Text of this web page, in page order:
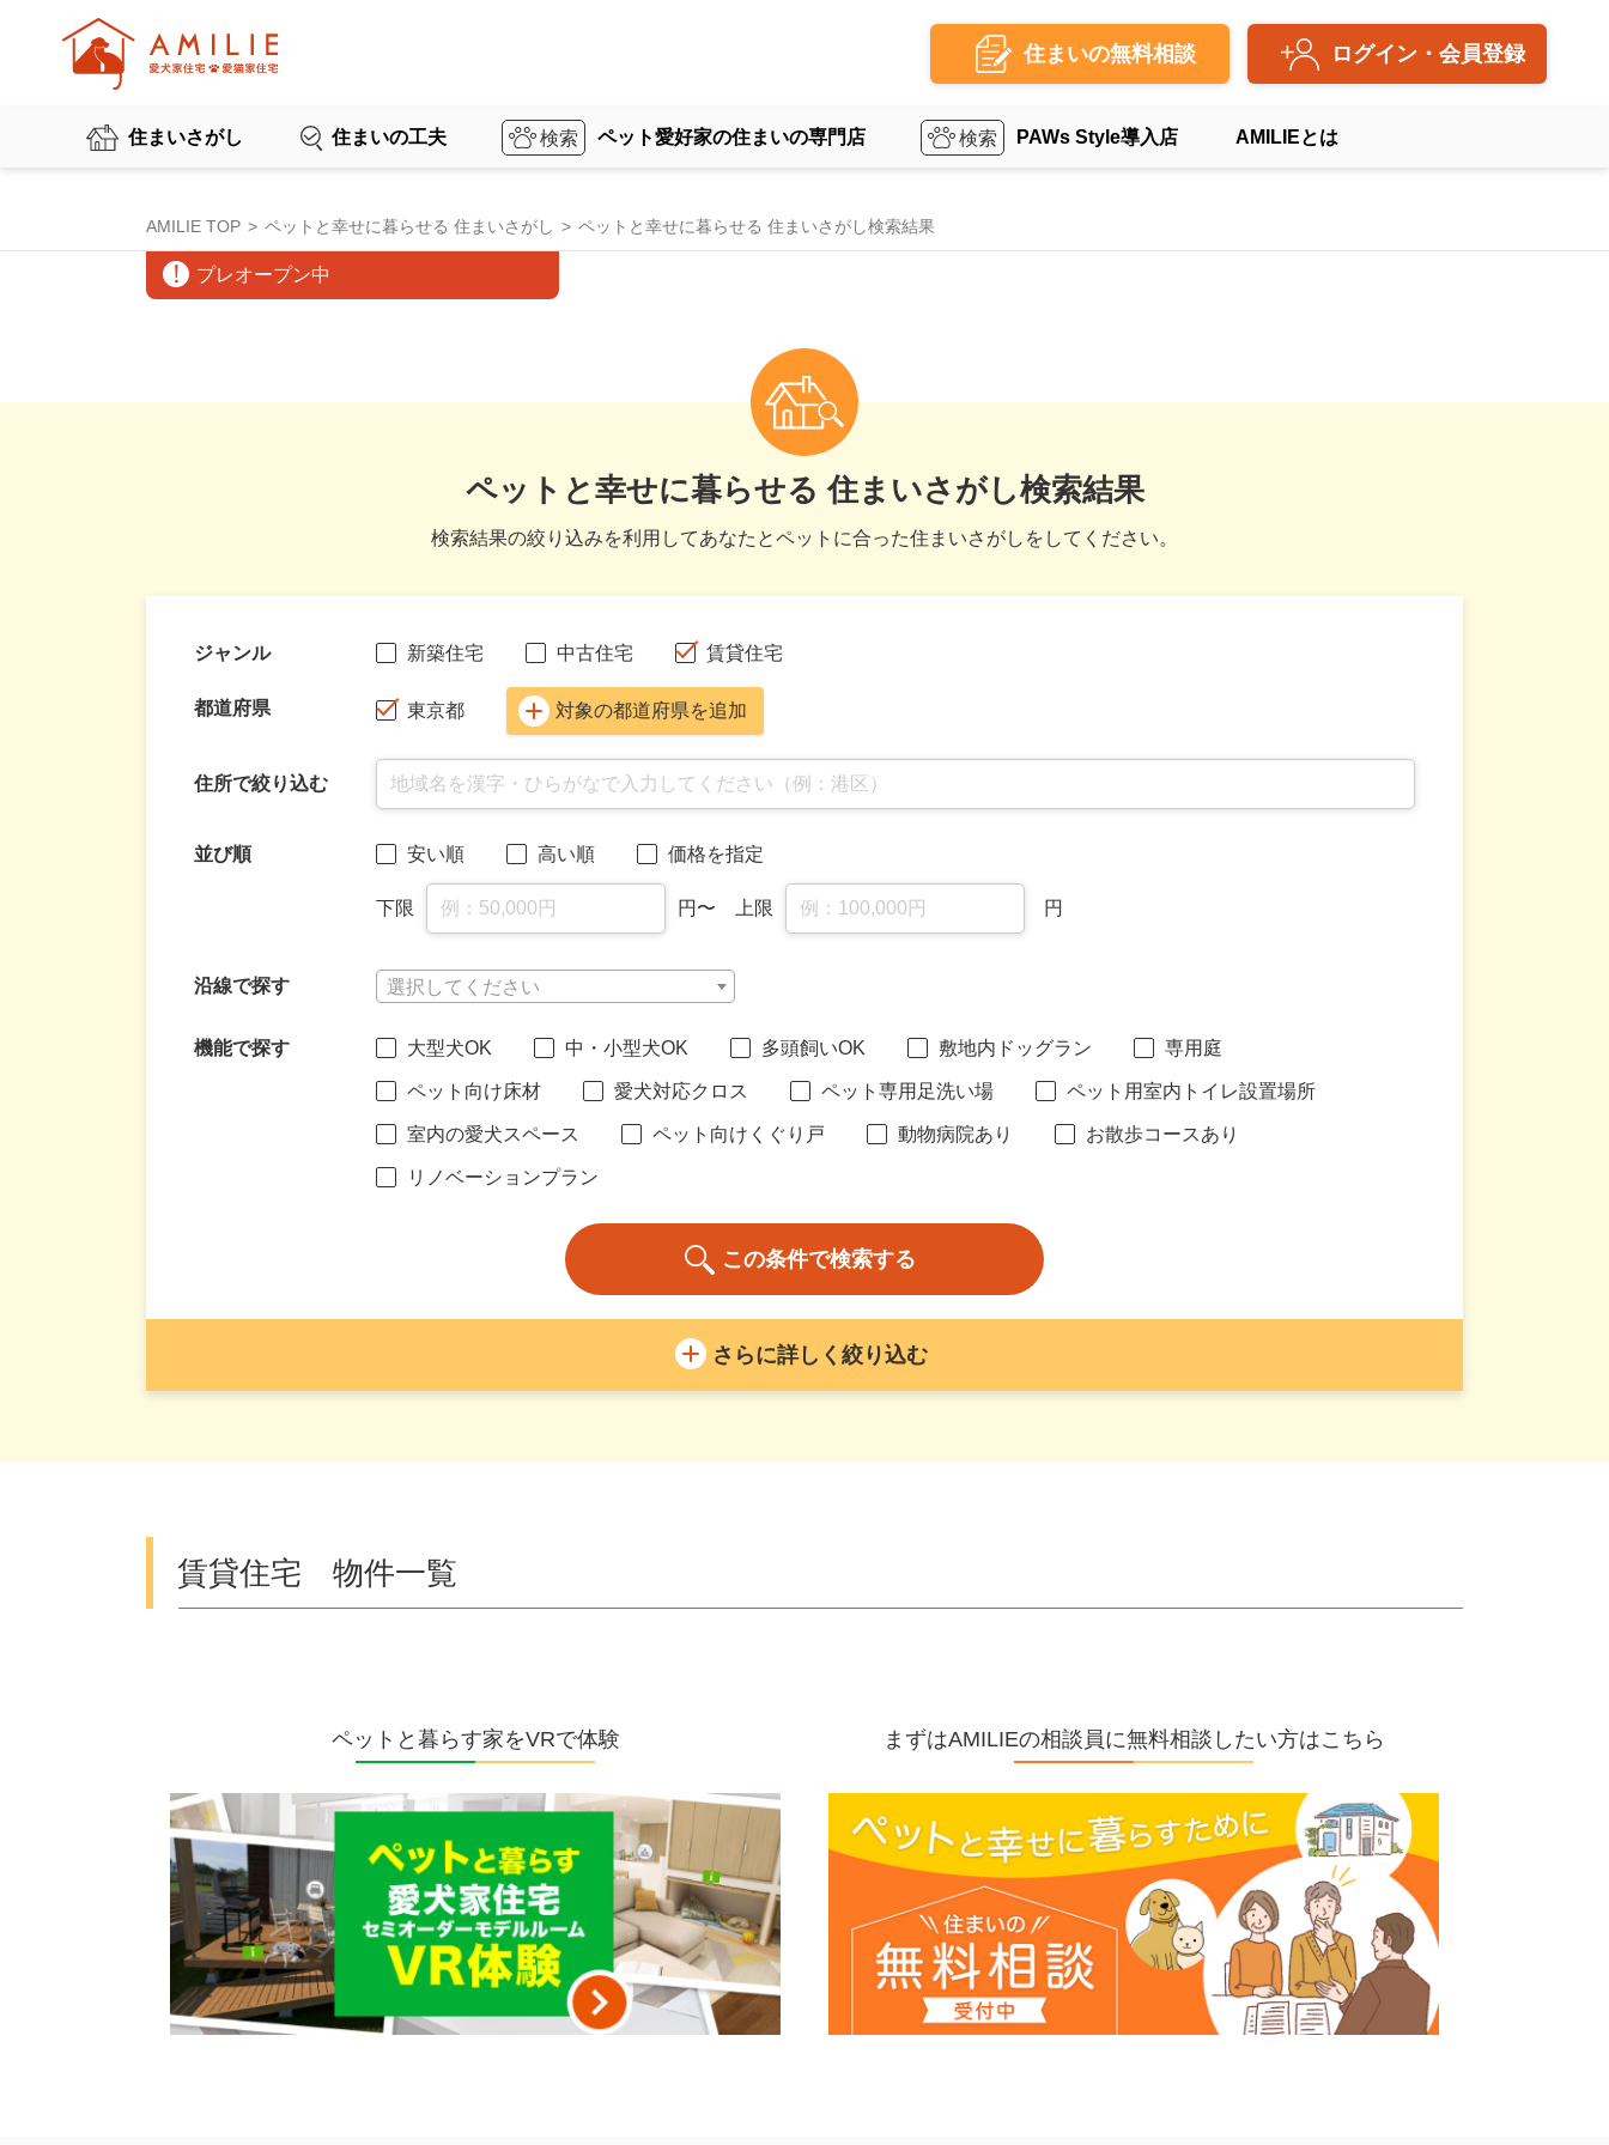
住まいの無料相談 ログイン・会員登録
住まいさがし 住まいの工夫 ペット愛好家の住まいの専門店 PAWs Style導入店 AMILIEとは
AMILIE TOP ペットと幸せに暮らせる 住まいさがし ペットと幸せに暮らせる 住まいさがし検索結果
プレオープン中
ペットと幸せに暮らせる 住まいさがし検索結果
検索結果の絞り込みを利用してあなたとペットに合った住まいさがしをしてください。
ジャンル 新築住宅 中古住宅 賃貸住宅
都道府県 東京都 対象の都道府県を追加
住所で絞り込む
並び順 安い順 高い順 価格を指定
下限 円 〜 上限 円
沿線で探す 選択してください
機能で探す 大型犬OK 中・小型犬OK 多頭飼いOK 敷地内ドッグラン 専用庭
ペット向け床材 愛犬対応クロス ペット専用足洗い場 ペット用室内トイレ設置場所
室内の愛犬スペース ペット向けくぐり戸 動物病院あり お散歩コースあり
リノベーションプラン
さらに詳しく絞り込む
賃貸住宅 物件一覧
ペットと暮らす家をVRで体験 まずはAMILIEの相談員に無料相談したい方はこちら